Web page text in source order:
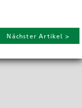
Nächster Artikel >